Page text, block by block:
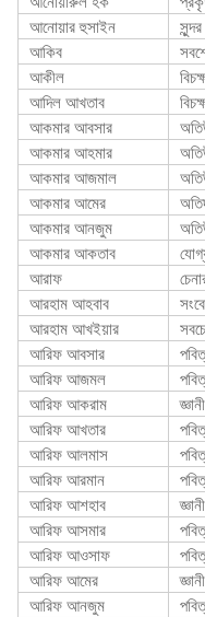
আনোয়ার হুসাইন
আকিব
আকীল
আদিল আখতাব
আকমার আবসার
আকমার আহমার
আকমার আজমাল
আকমার আমের
আকমার আনজুম
আকমার আকতাব
আরাফ
আরহাম আহবাব
আরহাম আখইয়ার
আরিফ আবসার
আরিফ আজমল
আরিফ আকরাম
আরিফ আখতার
আরিফ আলমাস
আরিফ আরমান
আরিফ আশহাব
আরিফ আসমার
আরিফ আওসাফ
আরিফ আমের
আরিফ আনজুম